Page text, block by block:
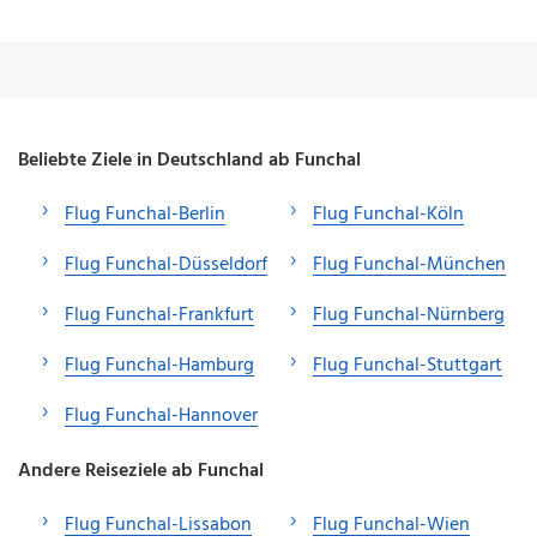
Beliebte Ziele in Deutschland ab Funchal
Flug Funchal-Berlin
Flug Funchal-Düsseldorf
Flug Funchal-Frankfurt
Flug Funchal-Hamburg
Flug Funchal-Hannover
Flug Funchal-Köln
Flug Funchal-München
Flug Funchal-Nürnberg
Flug Funchal-Stuttgart
Andere Reiseziele ab Funchal
Flug Funchal-Lissabon
Flug Funchal-Wien